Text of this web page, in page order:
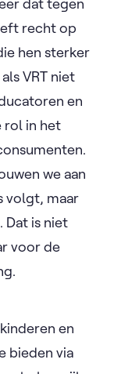
recht op
hen sterker
VRT niet
en
rol in het
we aan
volgt, maar
is niet
voor de
en
bieden via